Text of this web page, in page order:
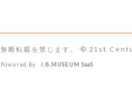
無断転載を禁じます。 © 21st
Powered By I.B.MUSEUM SaaS